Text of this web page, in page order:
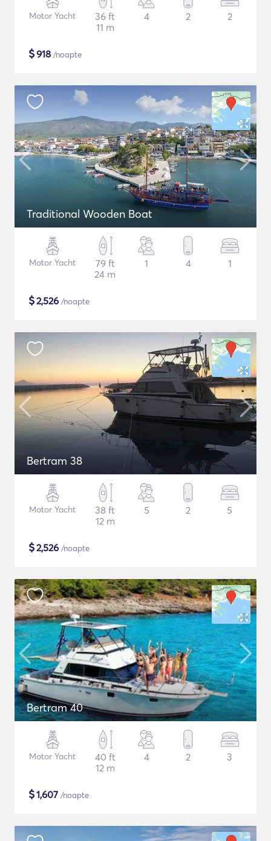
Motor Yacht
36 ft
11 m
4 2 2
$918 /noapte
Traditional Wooden Boat
Motor Yacht
79 ft
24 m
1 4 1
$2,526 /noapte
Bertram 38
Motor Yacht
38 ft
12 m
5 2 5
$2,526 /noapte
Bertram 40
Motor Yacht
40 ft
12 m
4 2 3
$1,607 /noapte